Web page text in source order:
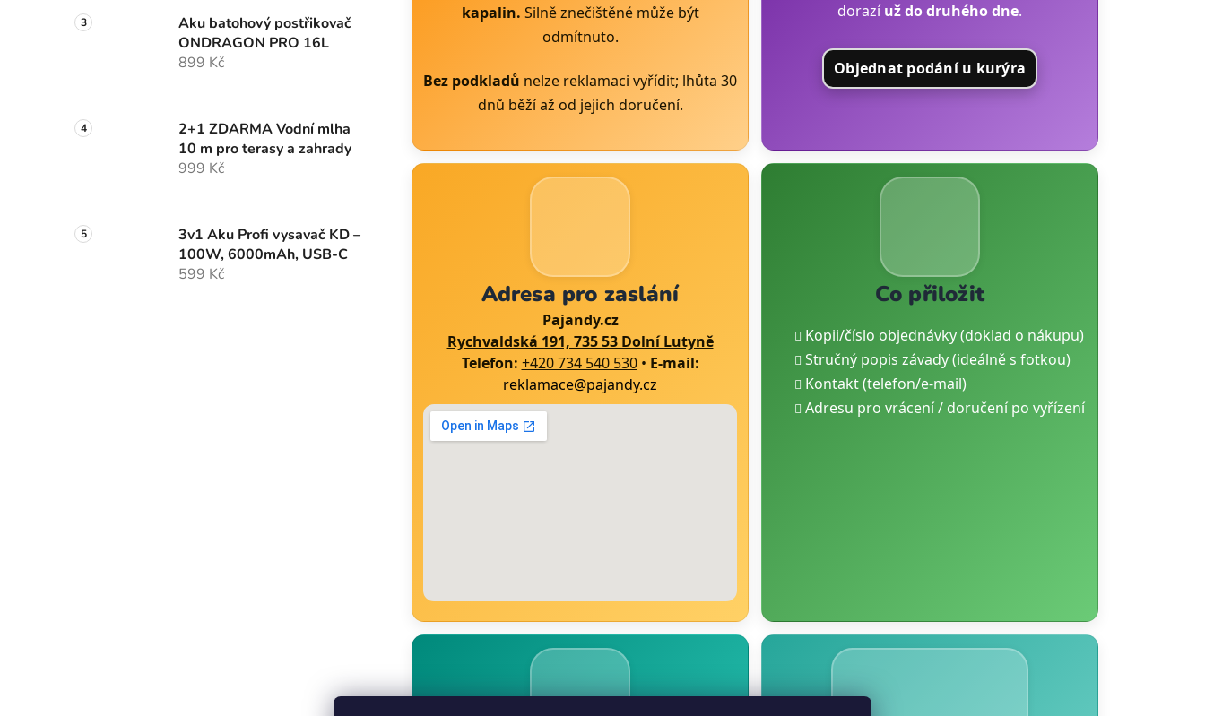
Aku batohový postřikovač
ONDRAGON PRO 16L
899 Kč
2+1 ZDARMA Vodní mlha
10 m pro terasy a zahrady
999 Kč
3v1 Aku Profi vysavač KD –
100W, 6000mAh, USB-C
599 Kč
kapalin. Silně znečištěné může být
odmítnuto.
Bez podkladů nelze reklamaci vyřídit; lhůta 30
dnů běží až od jejich doručení.
dorazí už do druhého dne.
Objednat podání u kurýra
Adresa pro zaslání
Pajandy.cz
Rychvaldská 191, 735 53 Dolní Lutyně
Telefon: +420 734 540 530• E-mail:
reklamace@pajandy.cz
Co přiložit
Kopii/číslo objednávky (doklad o nákupu)
Stručný popis závady (ideálně s fotkou)
Kontakt (telefon/e-mail)
Adresu pro vrácení / doručení po vyřízení